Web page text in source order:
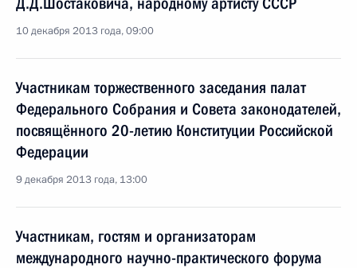
10 декабря 2013 года, 09:00
Участникам торжественного заседания палат
Федерального Собрания и Совета законодателей,
посвящённого 20-летию Конституции Российской
Федерации
9 декабря 2013 года, 13:00
Участникам, гостям и организаторам
международного научно-практического форума